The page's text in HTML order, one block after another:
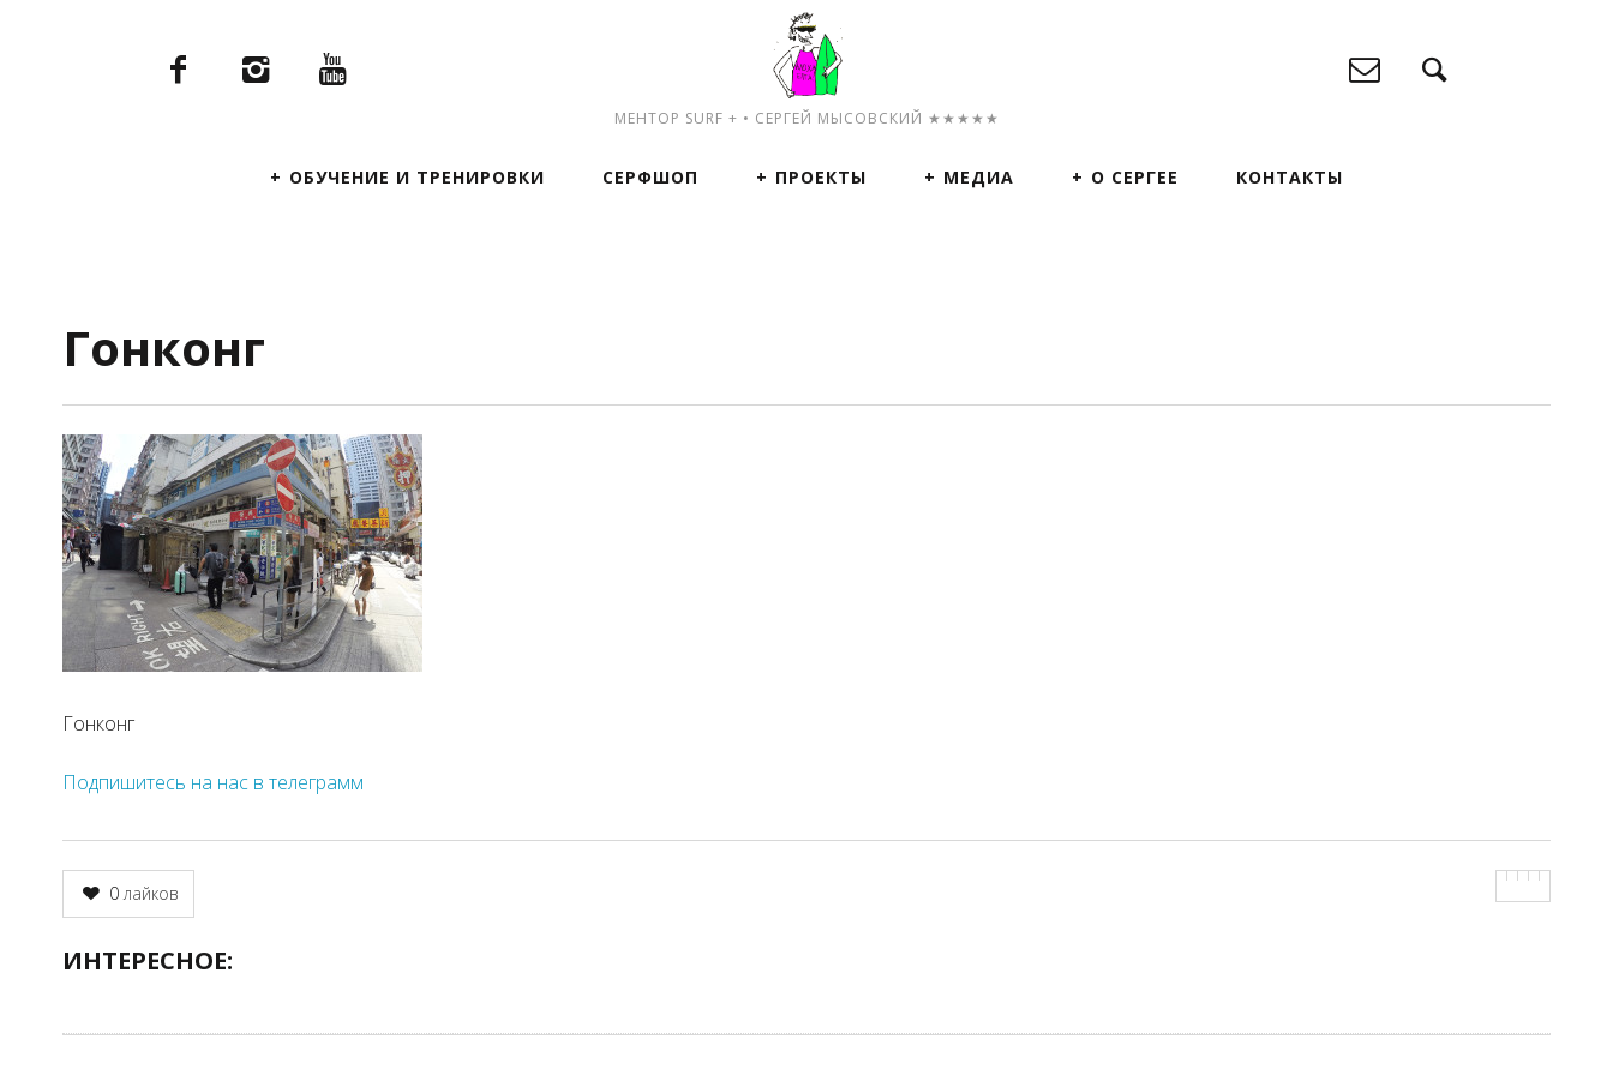
МЕНТОР SURF + • СЕРГЕЙ МЫСОВСКИЙ ★★★★★
ОБУЧЕНИЕ И ТРЕНИРОВКИ СЕРФШОП ПРОЕКТЫ МЕДИА О СЕРГЕЕ КОНТАКТЫ
Гонконг
Гонконг
Подпишитесь на нас в телеграмм
0лайков
ИНТЕРЕСНОЕ: